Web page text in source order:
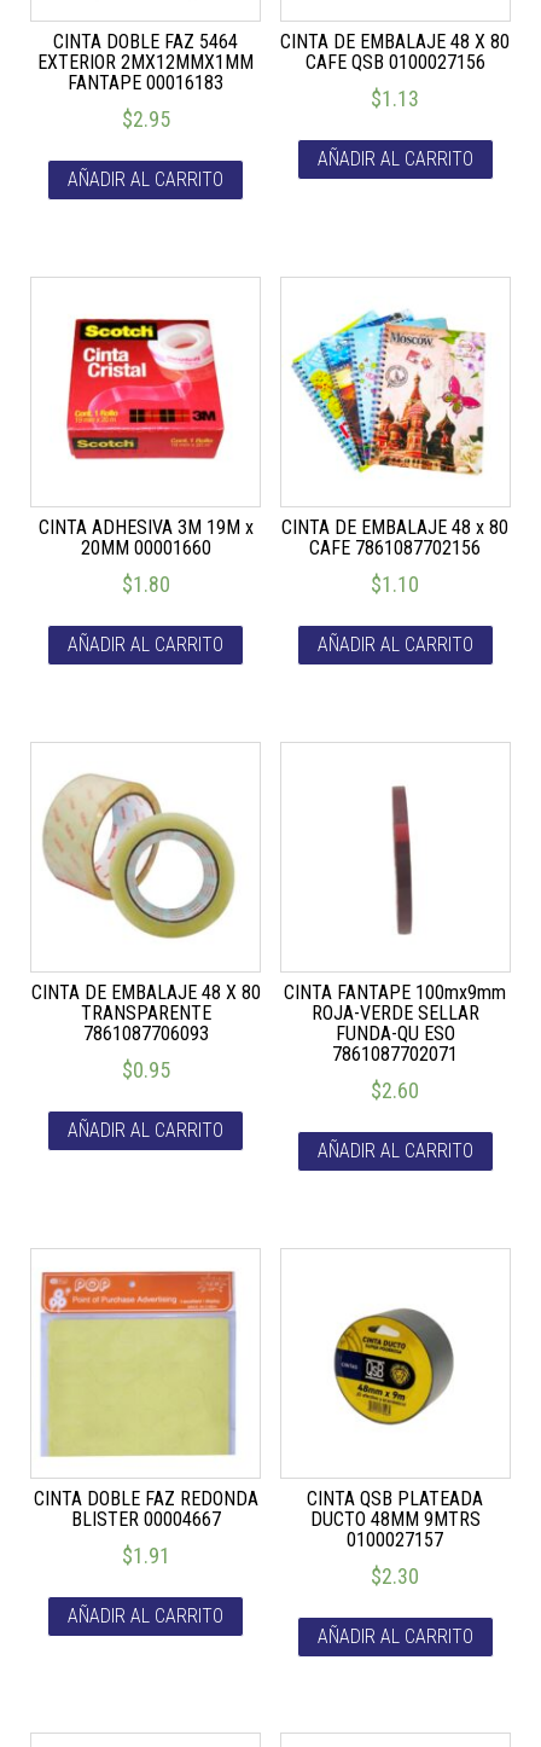
CINTA DOBLE FAZ 5464
EXTERIOR 2MX12MMX1MM
FANTAPE 00016183
$2.95
AÑADIR AL CARRITO
CINTA DE EMBALAJE 48 X 80
CAFE QSB 0100027156
$1.13
AÑADIR AL CARRITO
CINTA ADHESIVA 3M 19M x
20MM 00001660
$1.80
AÑADIR AL CARRITO
CINTA DE EMBALAJE 48 x 80
CAFE 7861087702156
$1.10
AÑADIR AL CARRITO
CINTA DE EMBALAJE 48 X 80
TRANSPARENTE
7861087706093
$0.95
AÑADIR AL CARRITO
CINTA FANTAPE 100mx9mm
ROJA-VERDE SELLAR
FUNDA-QU ESO
7861087702071
$2.60
AÑADIR AL CARRITO
CINTA DOBLE FAZ REDONDA
BLISTER 00004667
$1.91
AÑADIR AL CARRITO
CINTA QSB PLATEADA
DUCTO 48MM 9MTRS
0100027157
$2.30
AÑADIR AL CARRITO